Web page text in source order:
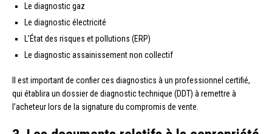
Le diagnostic gaz
Le diagnostic électricité
L’État des risques et pollutions (ERP)
Le diagnostic assainissement non collectif
Il est important de confier ces diagnostics à un professionnel certifié,
qui établira un dossier de diagnostic technique (DDT) à remettre à
l’acheteur lors de la signature du compromis de vente.